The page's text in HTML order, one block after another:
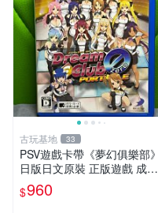
古玩基地 33
PSV遊戲卡帶《夢幻俱樂部》
日版日文原裝 正版遊戲 成色
如圖實況保真 PSV遊戲 日版
PS 測試無誤 美品保證
$960